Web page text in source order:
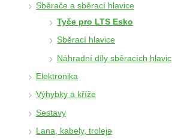
Sběrače a sběrací hlavice
Tyče pro LTS Esko
Sběrací hlavice
Náhradní díly sběracích hlavic
Elektronika
Výhybky a kříže
Sestavy
Lana, kabely, troleje